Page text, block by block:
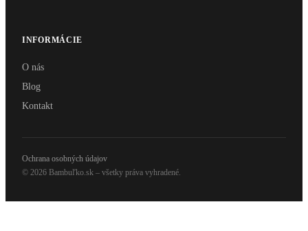
INFORMÁCIE
O nás
Blog
Kontakt
© 2026 Bambuľko.sk – všetky práva vyhradené.
Ochrana osobných údajov